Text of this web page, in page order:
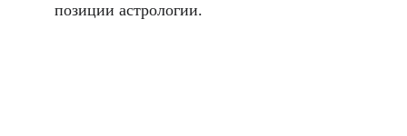
позиции астрологии.